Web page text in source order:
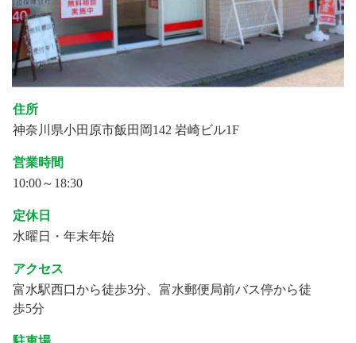
住所
神奈川県小田原市飯田岡142 岩崎ビル1F
営業時間
10:00～18:30
定休日
水曜日・年末年始
アクセス
富水駅西口から徒歩3分、富水郵便局前バス停から徒
歩5分